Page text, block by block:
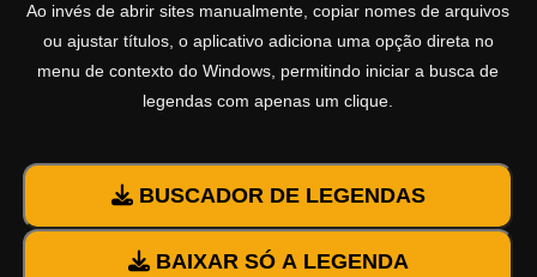
Ao invés de abrir sites manualmente, copiar nomes de arquivos
ou ajustar títulos, o aplicativo adiciona uma opção direta no
menu de contexto do Windows, permitindo iniciar a busca de
legendas com apenas um clique.
BUSCADOR DE LEGENDAS
BAIXAR SÓ A LEGENDA